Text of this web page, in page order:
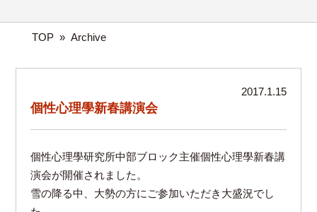
TOP » Archive
2017.1.15
個性心理學新春講演会
個性心理學研究所中部ブロック主催個性心理學新春講
演会が開催されました。
雪の降る中、大勢の方にご参加いただき大盛況でし